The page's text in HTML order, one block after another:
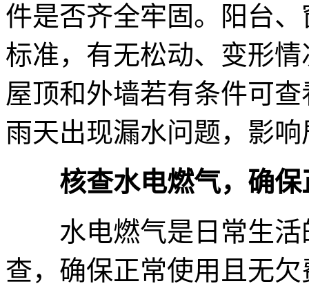
件是否齐全牢固。阳台
标准，有无松动、变形
屋顶和外墙若有条件可
雨天出现漏水问题，影
核查水电燃气，确
水电燃气是日常生活
查，确保正常使用且无